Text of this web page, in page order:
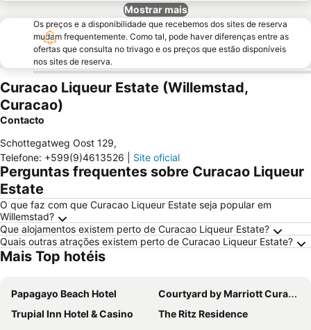
Mostrar mais
Os preços e a disponibilidade que recebemos dos sites de reserva
mudam frequentemente. Como tal, pode haver diferenças entre as
ofertas que consulta no trivago e os preços que estão disponíveis
nos sites de reserva.
Curacao Liqueur Estate (Willemstad,
Curacao)
Contacto
Schottegatweg Oost 129,
Telefone: +599(9)4613526 Site oficial
Perguntas frequentes sobre Curacao Liqueur
Estate
O que faz com que Curacao Liqueur Estate seja popular em
Willemstad?
Que alojamentos existem perto de Curacao Liqueur Estate?
Quais outras atrações existem perto de Curacao Liqueur Estate?
Mais Top hotéis
Papagayo Beach Hotel
Courtyard by Marriott Curacao
Trupial Inn Hotel & Casino
The Ritz Residence